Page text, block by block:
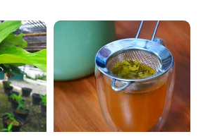
Bir Pletok, Bir Perlawanan
dari Betawi
10 Feb, 2020
Sejarah bir pletok di ceritakan
oleh JJ Rizal, seorang sejarawan
...[More]